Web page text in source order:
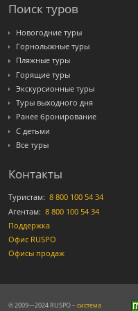
Поиск туров
Новогодние туры
Горнолыжные туры
Пляжные туры
Горящие туры
Экскурсионные туры
Туры выходного дня
Ранее бронирование
С детьми
Все туры
Контакты
Туристам: 8 800 100 54 34
Агентам: 8 800 100 54 34
Поддержка
Офис RUSPO
Офисы продаж
© 2009—2024 RUSPO – система